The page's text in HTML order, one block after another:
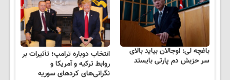
باغچه لی: اوجالان بیاید بالای
سر حزبش دم پارتی بایستد
انتخاب دوباره ترامپ؛ تأثیرات بر
روابط ترکیه و آمریکا و
نگرانی‌های کردهای سوریه